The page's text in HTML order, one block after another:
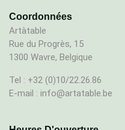
Coordonnées
Artàtable
Rue du Progrès, 15
1300 Wavre, Belgique
Tel : +32 (0)10/22.26.86
E-mail : info@artatable.be